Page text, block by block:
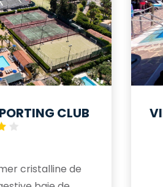
CLUB
cristalline de